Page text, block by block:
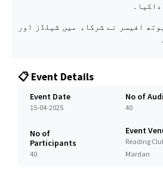
افیسر نے شرکاء میں شیلڈز اور
📋 Event Details
Event Date
15-04-2025
No of
40
No of
Participants
40
Event
Reading
Mardan